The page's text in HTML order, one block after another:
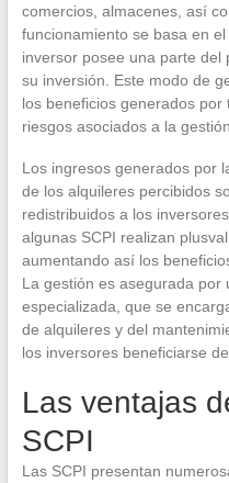
comercios, almacenes, así
funcionamiento se basa en
inversor posee una parte del
su inversión. Este modo de
los beneficios generados
riesgos asociados a la
Los ingresos generados por
de los alquileres percibidos
redistribuidos a los
algunas SCPI realizan
aumentando así los
La gestión es asegurada por
especializada, que se
de alquileres y del
los inversores beneficiarse
Las ventajas
SCPI
Las SCPI presentan